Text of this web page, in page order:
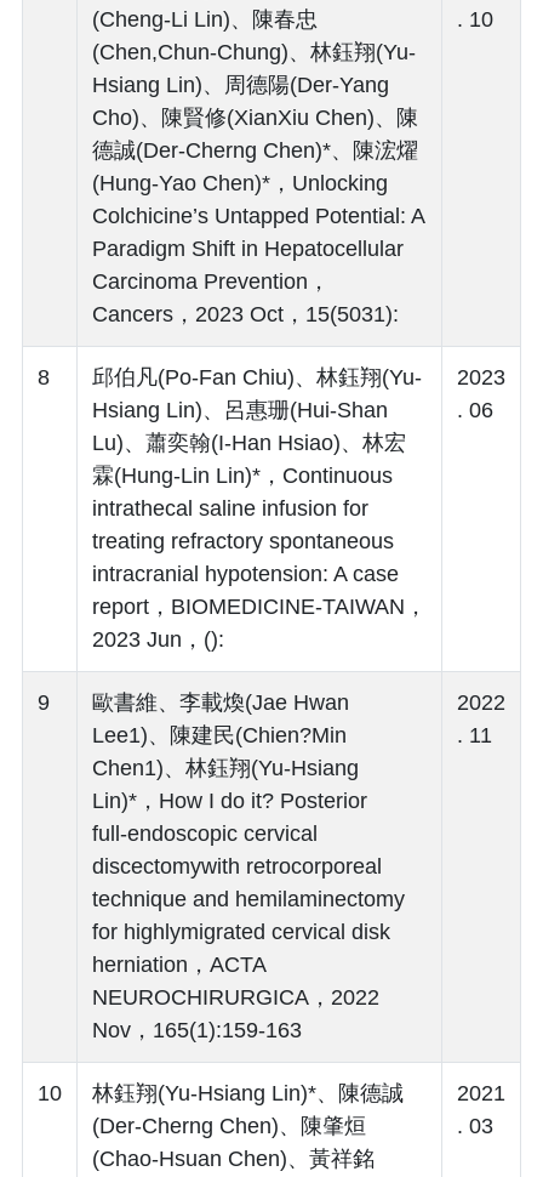
(Cheng-Li Lin)、陳春忠
(Chen,Chun-Chung)、林鈺翔(Yu-
Hsiang Lin)、周德陽(Der-Yang
Cho)、陳賢修(XianXiu Chen)、陳
德誠(Der-Cherng Chen)*、陳浤燿
(Hung-Yao Chen)*，Unlocking
Colchicine’s Untapped Potential: A
Paradigm Shift in Hepatocellular
Carcinoma Prevention，
Cancers，2023 Oct，15(5031):
. 10
8
邱伯凡(Po-Fan Chiu)、林鈺翔(Yu-
Hsiang Lin)、呂惠珊(Hui-Shan
Lu)、蕭奕翰(I-Han Hsiao)、林宏
霖(Hung-Lin Lin)*，Continuous
intrathecal saline infusion for
treating refractory spontaneous
intracranial hypotension: A case
report，BIOMEDICINE-TAIWAN，
2023 Jun，():
2023
. 06
9
歐書維、李載煥(Jae Hwan
Lee1)、陳建民(Chien?Min
Chen1)、林鈺翔(Yu-Hsiang
Lin)*，How I do it? Posterior
full‑endoscopic cervical
discectomywith retrocorporeal
technique and hemilaminectomy
for highlymigrated cervical disk
herniation，ACTA
NEUROCHIRURGICA，2022
Nov，165(1):159-163
2022
. 11
10
林鈺翔(Yu-Hsiang Lin)*、陳德誠
(Der-Cherng Chen)、陳肇烜
(Chao-Hsuan Chen)、黃祥銘
2021
. 03